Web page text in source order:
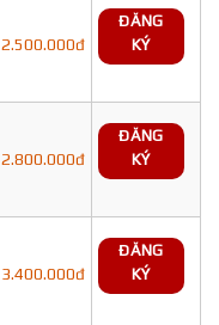
2.500.000đ
ĐĂNG
KÝ
2.800.000đ
ĐĂNG
KÝ
3.400.000đ
ĐĂNG
KÝ